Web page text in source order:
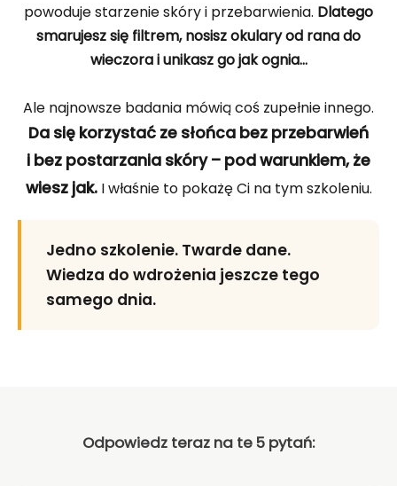
powoduje starzenie skóry i przebarwienia. Dlatego
smarujesz się filtrem, nosisz okulary od rana do
wieczora i unikasz go jak ognia…
Ale najnowsze badania mówią coś zupełnie innego.
Da się korzystać ze słońca bez przebarwień
i bez postarzania skóry – pod warunkiem, że
wiesz jak.I właśnie to pokażę Ci na tym szkoleniu.
Jedno szkolenie. Twarde dane.
Wiedza do wdrożenia jeszcze tego
samego dnia.
Odpowiedz teraz na te 5 pytań: